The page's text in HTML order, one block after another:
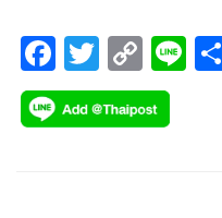
F
ac
e
T
wi
tt
C
o
p
Li